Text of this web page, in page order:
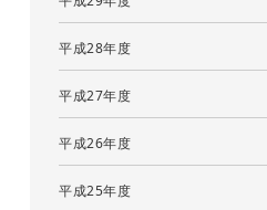
平成28年度
平成27年度
平成26年度
平成25年度